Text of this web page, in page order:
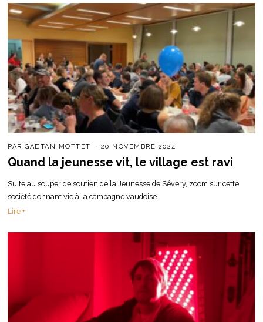
PARGAËTAN MOTTET 20 NOVEMBRE 2024
Quand la jeunesse vit, le village est ravi
Suite au souper de soutien de la Jeunesse de Sévery, zoom sur cette
société donnant vie à la campagne vaudoise.
Lire +